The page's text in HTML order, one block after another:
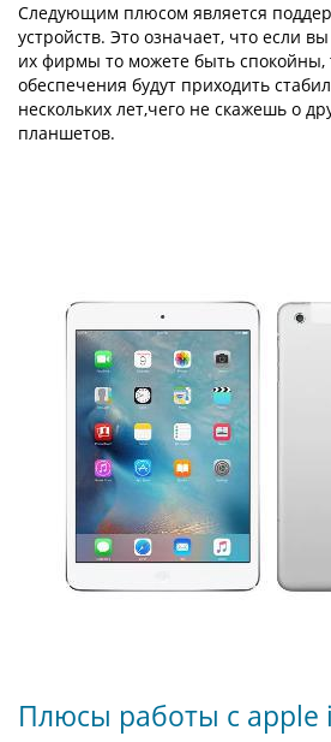
Следующим плюсом является
устройств. Это означает, что если
их фирмы то можете быть спокойны,
обеспечения будут приходить
нескольких лет,чего не скажешь о
планшетов.
Плюсы работы с apple